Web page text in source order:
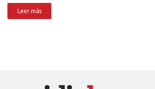
Leer más